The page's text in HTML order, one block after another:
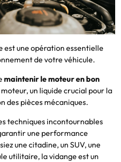
est une opération essentielle
de votre véhicule.
maintenir le moteur en bon
un liquide crucial pour la
des pièces mécaniques.
techniques incontournables
une performance
une citadine, un SUV, une
utilitaire, la vidange est un